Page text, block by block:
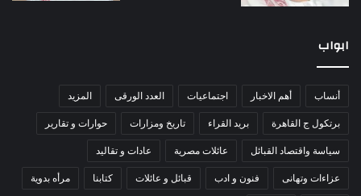
ابواب
أنساب أهم الاخبار اجتماعيات العدد الورقى المزيد
برتكول ج القاهرة بريد القراء تاريخ ومزارات حوارات و تقارير
سياسة واقتصاد القبائل عائلات مصرية عادات و تقاليد
عزاءات وتهانى فنون و ادب قبائل و عائلات كتابنا مرأه بدوية